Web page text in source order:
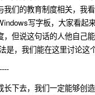
们的教育制度相关，
写字板，大家看
但说这句话的人他自己
，我们能在这里讨论这
下去，我们一定能够创